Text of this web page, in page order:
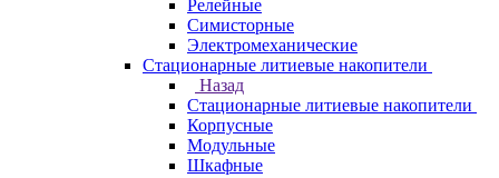
Релейные
Симисторные
Электромеханические
Стационарные литиевые накопители
Назад
Стационарные литиевые накопители
Корпусные
Модульные
Шкафные